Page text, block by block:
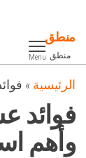
content
منطق
منطق Menu
الرئيسية »
فوائد
وأهم